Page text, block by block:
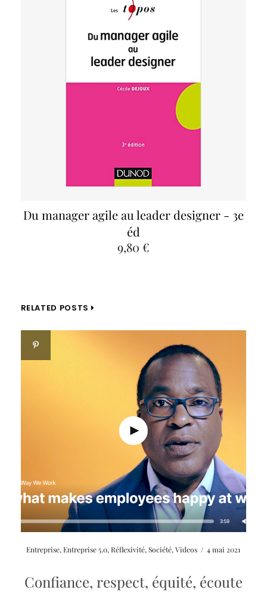
Du manager agile au leader designer - 3e
éd
9,80 €
RELATED POSTS
Entreprise,Entreprise 5.0,Réflexivité,Société,Videos / 4 mai 2021
Confiance, respect, équité, écoute